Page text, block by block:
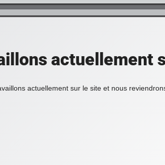
actuellement
actuellement sur le site et nous